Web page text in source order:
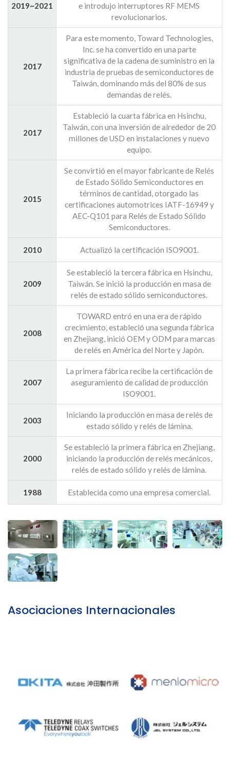
2019~2021
e introdujo interruptores RF MEMS
revolucionarios.
2017
Para este momento, Toward Technologies,
Inc. se ha convertido en una parte
significativa de la cadena de suministro en la
industria de pruebas de semiconductores de
Taiwán, dominando más del 80% de sus
demandas de relés.
2017
Estableció la cuarta fábrica en Hsinchu,
Taiwán, con una inversión de alrededor de 20
millones de USD en instalaciones y nuevo
equipo.
2015
Se convirtió en el mayor fabricante de Relés
de Estado Sólido Semiconductores en
términos de cantidad, otorgado las
certificaciones automotrices IATF-16949 y
AEC-Q101 para Relés de Estado Sólido
Semiconductores.
2010 Actualizó la certificación ISO9001.
2009
Se estableció la tercera fábrica en Hsinchu,
Taiwán. Se inició la producción en masa de
relés de estado sólido semiconductores.
2008
TOWARD entró en una era de rápido
crecimiento, estableció una segunda fábrica
en Zhejiang, inició OEM y ODM para marcas
de relés en América del Norte y Japón.
2007
La primera fábrica recibe la certificación de
aseguramiento de calidad de producción
ISO9001.
2003
Iniciando la producción en masa de relés de
estado sólido y relés de lámina.
2000
Se estableció la primera fábrica en Zhejiang,
iniciando la producción de relés mecánicos,
relés de estado sólido y relés de lámina.
1988 Establecida como una empresa comercial.
Asociaciones Internacionales